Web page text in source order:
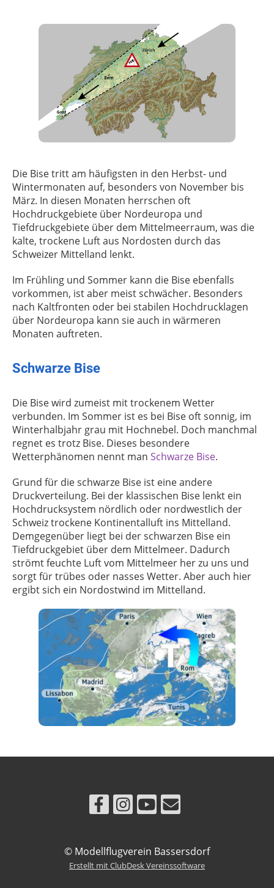
Die Bise tritt am häufigsten in den Herbst- und
Wintermonaten auf, besonders von November bis
März. In diesen Monaten herrschen oft
Hochdruckgebiete über Nordeuropa und
Tiefdruckgebiete über dem Mittelmeerraum, was die
kalte, trockene Luft aus Nordosten durch das
Schweizer Mittelland lenkt.
Im Frühling und Sommer kann die Bise ebenfalls
vorkommen, ist aber meist schwächer. Besonders
nach Kaltfronten oder bei stabilen Hochdrucklagen
über Nordeuropa kann sie auch in wärmeren
Monaten auftreten.
Schwarze Bise
Die Bise wird zumeist mit trockenem Wetter
verbunden. Im Sommer ist es bei Bise oft sonnig, im
Winterhalbjahr grau mit Hochnebel. Doch manchmal
regnet es trotz Bise. Dieses besondere
Wetterphänomen nennt man Schwarze Bise.
Grund für die schwarze Bise ist eine andere
Druckverteilung. Bei der klassischen Bise lenkt ein
Hochdrucksystem nördlich oder nordwestlich der
Schweiz trockene Kontinentalluft ins Mittelland.
Demgegenüber liegt bei der schwarzen Bise ein
Tiefdruckgebiet über dem Mittelmeer. Dadurch
strömt feuchte Luft vom Mittelmeer her zu uns und
sorgt für trübes oder nasses Wetter. Aber auch hier
ergibt sich ein Nordostwind im Mittelland.
© Modellflugverein Bassersdorf
Erstellt mit ClubDesk Vereinssoftware